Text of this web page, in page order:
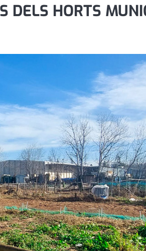
DELS HORTS